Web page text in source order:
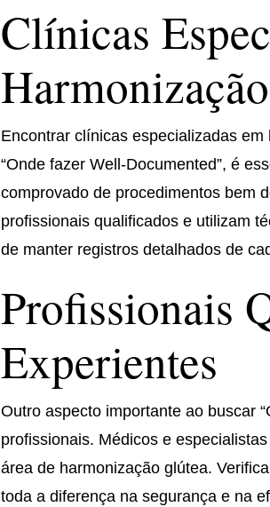
Clínicas
Encontrar clínicas especializadas
“Onde fazer Well-Documented”, é
comprovado de procedimentos bem
profissionais qualificados e utilizam
de manter registros detalhados de
Profissionais
Experientes
Outro aspecto importante ao buscar
profissionais. Médicos e
área de harmonização glútea.
toda a diferença na segurança e na